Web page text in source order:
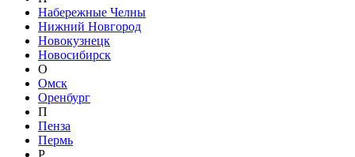
Набережные Челны
Нижний Новгород
Новокузнецк
Новосибирск
О
Омск
Оренбург
П
Пенза
Пермь